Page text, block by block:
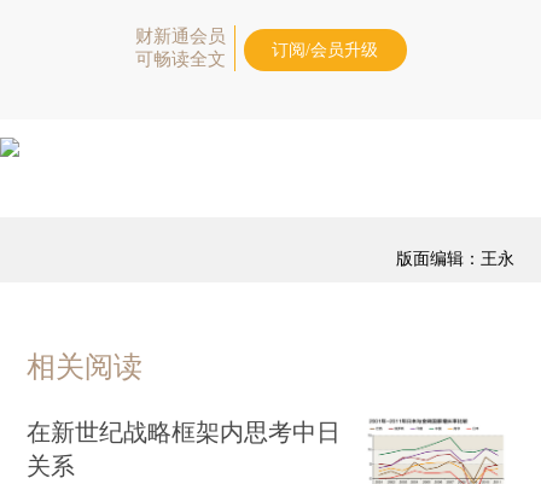
财新通会员
可畅读全文
订阅/会员升级
版面编辑：王永
相关阅读
在新世纪战略框架内思考中日
关系